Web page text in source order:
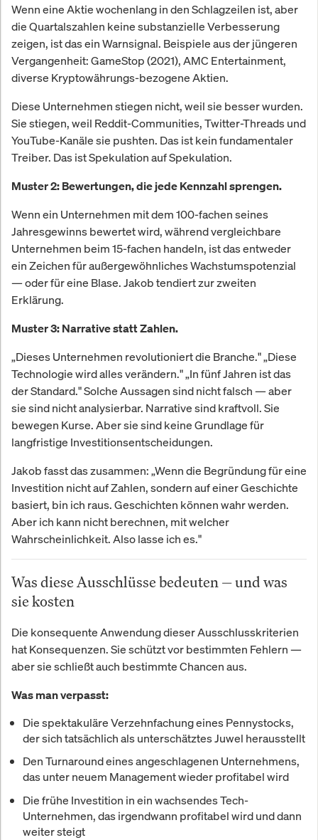
Wenn eine Aktie wochenlang in den Schlagzeilen ist, aber
die Quartalszahlen keine substanzielle Verbesserung
zeigen, ist das ein Warnsignal. Beispiele aus der jüngeren
Vergangenheit: GameStop (2021), AMC Entertainment,
diverse Kryptowährungs-bezogene Aktien.
Diese Unternehmen stiegen nicht, weil sie besser wurden.
Sie stiegen, weil Reddit-Communities, Twitter-Threads und
YouTube-Kanäle sie pushten. Das ist kein fundamentaler
Treiber. Das ist Spekulation auf Spekulation.
Muster 2: Bewertungen, die jede Kennzahl sprengen.
Wenn ein Unternehmen mit dem 100-fachen seines
Jahresgewinns bewertet wird, während vergleichbare
Unternehmen beim 15-fachen handeln, ist das entweder
ein Zeichen für außergewöhnliches Wachstumspotenzial
— oder für eine Blase. Jakob tendiert zur zweiten
Erklärung.
Muster 3: Narrative statt Zahlen.
„Dieses Unternehmen revolutioniert die Branche." „Diese
Technologie wird alles verändern." „In fünf Jahren ist das
der Standard." Solche Aussagen sind nicht falsch — aber
sie sind nicht analysierbar. Narrative sind kraftvoll. Sie
bewegen Kurse. Aber sie sind keine Grundlage für
langfristige Investitionsentscheidungen.
Jakob fasst das zusammen: „Wenn die Begründung für eine
Investition nicht auf Zahlen, sondern auf einer Geschichte
basiert, bin ich raus. Geschichten können wahr werden.
Aber ich kann nicht berechnen, mit welcher
Wahrscheinlichkeit. Also lasse ich es."
Was diese Ausschlüsse bedeuten — und was
sie kosten
Die konsequente Anwendung dieser Ausschlusskriterien
hat Konsequenzen. Sie schützt vor bestimmten Fehlern —
aber sie schließt auch bestimmte Chancen aus.
Was man verpasst:
Die spektakuläre Verzehnfachung eines Pennystocks,
der sich tatsächlich als unterschätztes Juwel herausstellt
Den Turnaround eines angeschlagenen Unternehmens,
das unter neuem Management wieder profitabel wird
Die frühe Investition in ein wachsendes Tech-
Unternehmen, das irgendwann profitabel wird und dann
weiter steigt